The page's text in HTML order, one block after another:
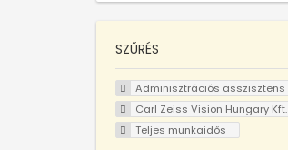
SZŰRÉS
Adminisztrációs asszisztens
Carl Zeiss Vision Hungary Kft.
Teljes munkaidős